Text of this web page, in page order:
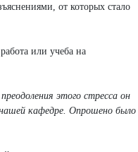
от которых стало
или учеба на
этого стресса он
кафедре. Опрошено было